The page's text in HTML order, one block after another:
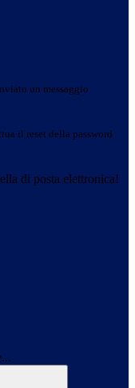
un messaggio
il reset della password
di posta elettronica!